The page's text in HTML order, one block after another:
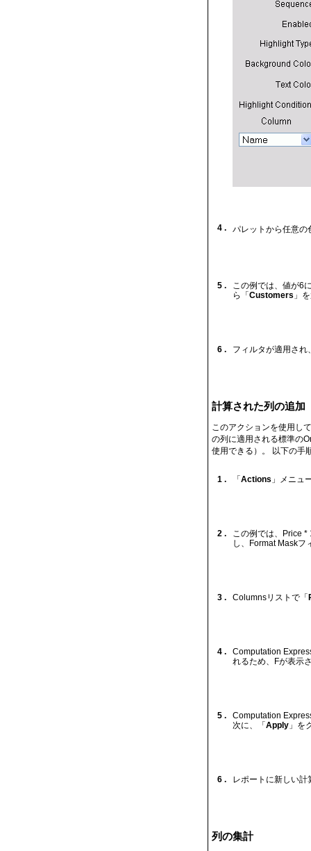
4 . パレットから任意の
5 .
この例では、値が6
ら「 Customers 」
6 . フィルタが適用さ
計算された列の追加
このアクションを使用し
の列に適用される標準の
使用できる）。 以下の手
1 . 「Actions 」メニュ
2 .
この例では、Price
し、Format Maskフ
3 . Columnsリストで「
4 .
Computation
れるため、Fが表示
5 .
Computation
次に、「Apply 」を
6 . レポートに新しい
列の集計